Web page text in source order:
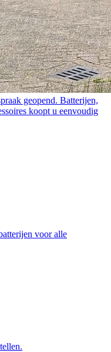
geopend. Batterijen,
koopt u eenvoudig
voor alle